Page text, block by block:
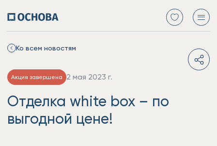
Ко всем новостям
Акция завершена 2 мая 2023 г.
Отделка white box – по
выгодной цене!